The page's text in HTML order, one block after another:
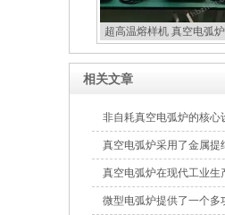
超高温熔样机 真空电弧
相关文章
非自耗真空电弧炉的核
真空电弧炉采用了金属提
真空电弧炉在现代工业
微型电弧炉提供了一个多